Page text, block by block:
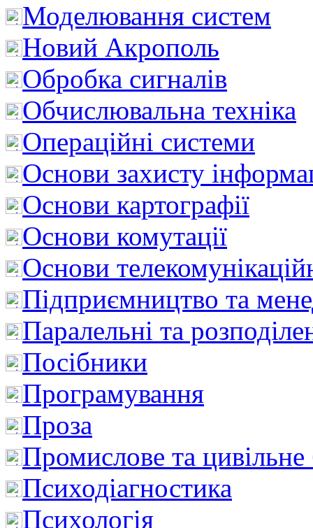
Моделювання систем
Новий Акрополь
Обробка сигналів
Обчислювальна техніка
Операційні системи
Основи захисту
Основи картографії
Основи комутації
Основи
Підприємництво та
Паралельні та
Посібники
Програмування
Проза
Промислове та цивільне
Психодіагностика
Психологія